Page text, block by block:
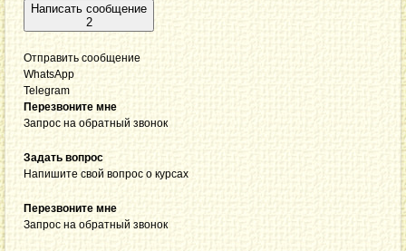
Написать сообщение
2
Отправить сообщение
WhatsApp
Telegram
Перезвоните мне
Запрос на обратный звонок
Задать вопрос
Напишите свой вопрос о курсах
Перезвоните мне
Запрос на обратный звонок